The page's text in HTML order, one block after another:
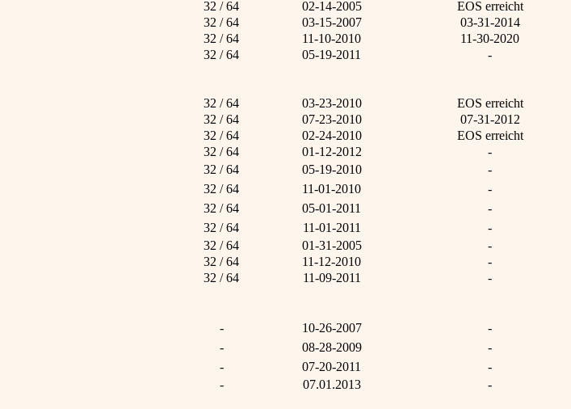
32 / 64 02-14-2005
EOS erreicht
32 / 64 03-15-2007
03-31-2014
32 / 64 11-10-2010
11-30-2020
32 / 64 05-19-2011 -
32 / 64 03-23-2010
EOS erreicht
32 / 64 07-23-2010
07-31-2012
32 / 64 02-24-2010
EOS erreicht
32 / 64 01-12-2012
-
32 / 64 05-19-2010
-
32 / 64 11-01-2010
-
32 / 64 05-01-2011
-
32 / 64 11-01-2011
-
32 / 64 01-31-2005
-
32 / 64 11-12-2010
-
32 / 64 11-09-2011 -
- 10-26-2007
-
- 08-28-2009
-
- 07-20-2011
-
- 07.01.2013 -